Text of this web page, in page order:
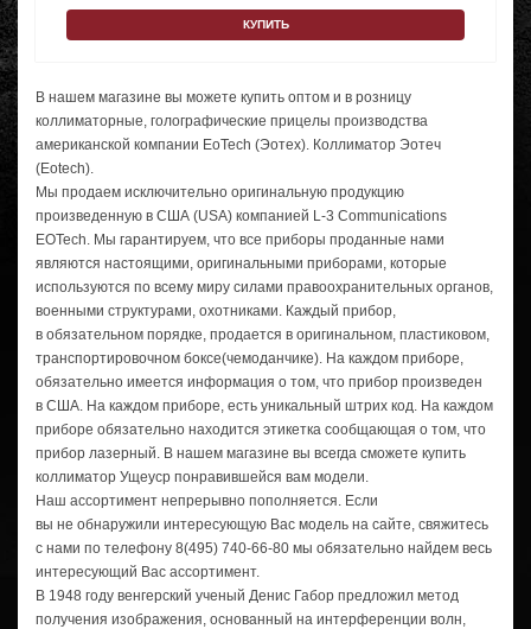
КУПИТЬ
В нашем магазине вы можете купить оптом и в розницу
коллиматорные, голографические прицелы производства
американской компании EoTech (Эотех). Коллиматор Эотеч
(Eotech).
Мы продаем исключительно оригинальную продукцию
произведенную в США (USA) компанией L-3 Communications
EOTech. Мы гарантируем, что все приборы проданные нами
являются настоящими, оригинальными приборами, которые
используются по всему миру силами правоохранительных органов,
военными структурами, охотниками. Каждый прибор,
в обязательном порядке, продается в оригинальном, пластиковом,
транспортировочном боксе(чемоданчике). На каждом приборе,
обязательно имеется информация о том, что прибор произведен
в США. На каждом приборе, есть уникальный штрих код. На каждом
приборе обязательно находится этикетка сообщающая о том, что
прибор лазерный. В нашем магазине вы всегда сможете купить
коллиматор Ущеуср понравившейся вам модели.
Наш ассортимент непрерывно пополняется. Если
вы не обнаружили интересующую Вас модель на сайте, свяжитесь
с нами по телефону 8(495) 740-66-80 мы обязательно найдем весь
интересующий Вас ассортимент.
В 1948 году венгерский ученый Денис Габор предложил метод
получения изображения, основанный на интерференции волн,